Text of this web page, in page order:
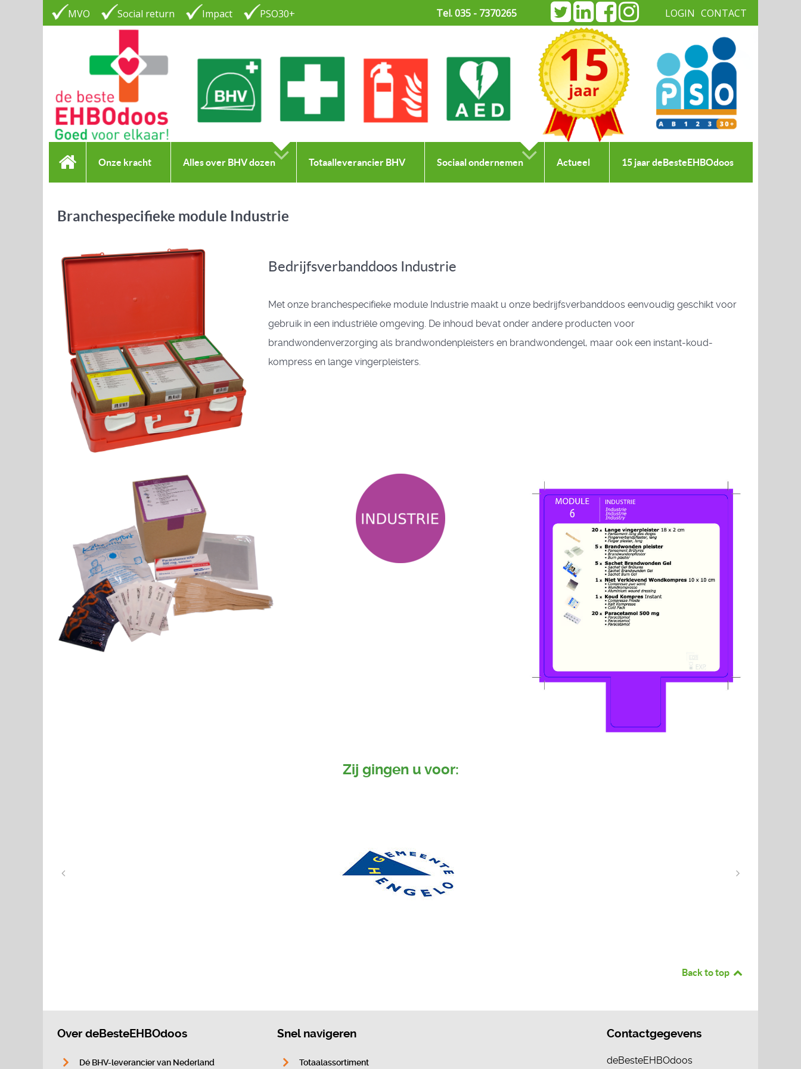
MVO Social return Impact PSO30+ Tel. 035 - 7370265 LOGIN CONTACT
Onze kracht Alles over BHV dozen Totaalleverancier BHV Sociaal ondernemen Actueel 15 jaar deBesteEHBOdoos
Branchespecifieke module Industrie
Bedrijfsverbanddoos Industrie
Met onze branchespecifieke module Industrie maakt u onze bedrijfsverbanddoos eenvoudig geschikt voor
gebruik in een industriële omgeving. De inhoud bevat onder andere producten voor
brandwondenverzorging als brandwondenpleisters en brandwondengel, maar ook een instant-koud-
kompress en lange vingerpleisters.
Zij gingen u voor:
Back to top
Over deBesteEHBOdoos
Dé BHV-leverancier van Nederland
Snel navigeren
Totaalassortiment
Contactgegevens
deBesteEHBOdoos